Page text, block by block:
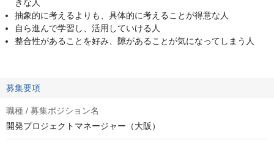
きな人
抽象的に考えるよりも、具体的に考えることが得意な人
自ら進んで学習し、活用していける人
整合性があることを好み、隙があることが気になってしまう人
募集要項
職種 / 募集ポジション名
開発プロジェクトマネージャー（大阪）